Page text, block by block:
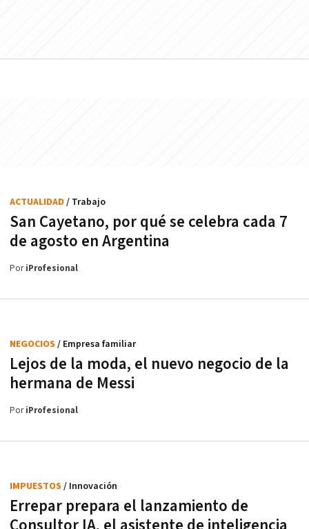
San Cayetano, por qué se celebra cada 7
de agosto en Argentina
ACTUALIDAD / Trabajo
PoriProfesional
Lejos de la moda, el nuevo negocio de la
hermana de Messi
NEGOCIOS / Empresa familiar
PoriProfesional
Errepar prepara el lanzamiento de
IMPUESTOS / Innovación